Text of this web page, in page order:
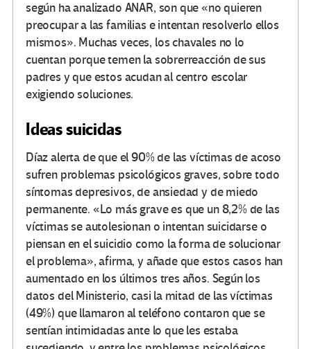
según ha analizado ANAR, son que «no quieren
preocupar a las familias e intentan resolverlo ellos
mismos». Muchas veces, los chavales no lo
cuentan porque temen la sobrerreacción de sus
padres y que estos acudan al centro escolar
exigiendo soluciones.
Ideas suicidas
Díaz alerta de que el 90% de las víctimas de acoso
sufren problemas psicológicos graves, sobre todo
síntomas depresivos, de ansiedad y de miedo
permanente. «Lo más grave es que un 8,2% de las
víctimas se autolesionan o intentan suicidarse o
piensan en el suicidio como la forma de solucionar
el problema», afirma, y añade que estos casos han
aumentado en los últimos tres años. Según los
datos del Ministerio, casi la mitad de las víctimas
(49%) que llamaron al teléfono contaron que se
sentían intimidadas ante lo que les estaba